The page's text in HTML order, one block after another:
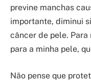
previne manchas
importante, diminui
câncer de pele.
para a minha pele,
Não pense que